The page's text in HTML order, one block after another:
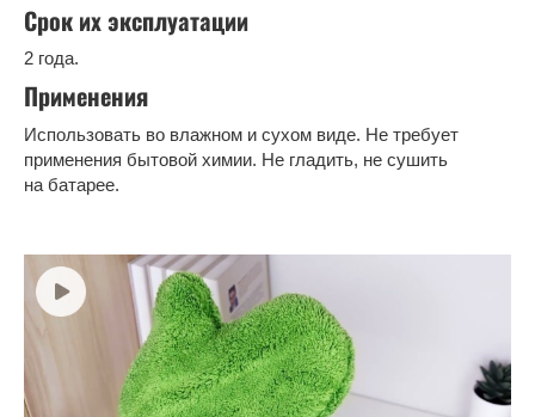
Срок их эксплуатации
2 года.
Применения
Использовать во влажном и сухом виде. Не требует
применения бытовой химии. Не гладить, не сушить
на батарее.